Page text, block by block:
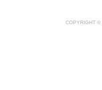
COPYRIGHT ©